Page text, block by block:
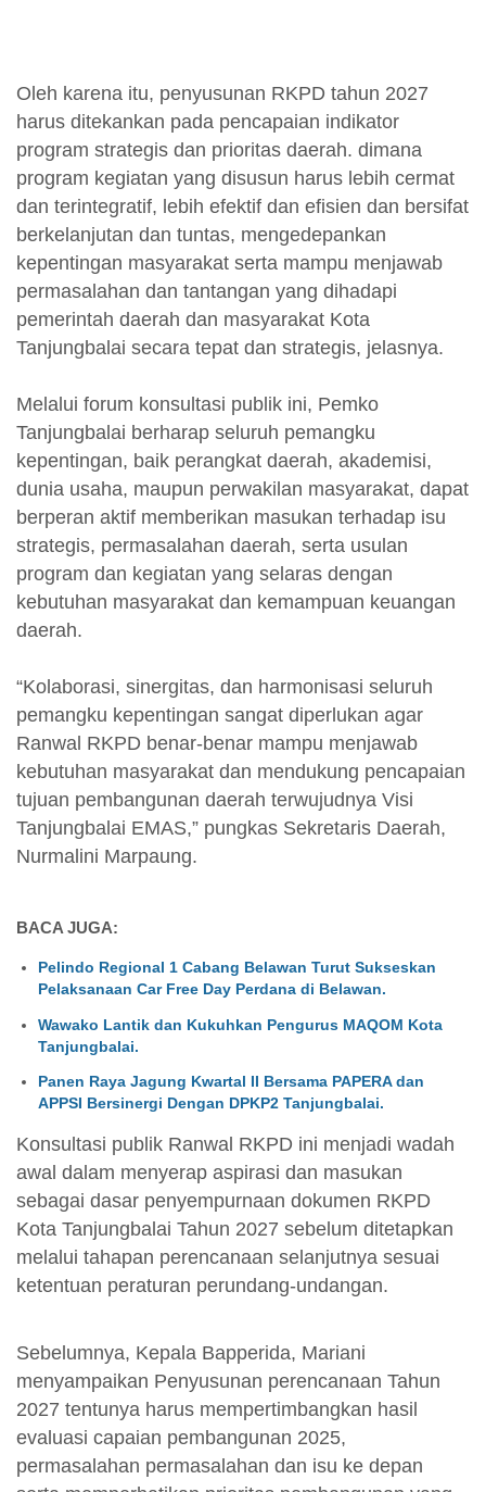
Oleh karena itu, penyusunan RKPD tahun 2027
harus ditekankan pada pencapaian indikator
program strategis dan prioritas daerah. dimana
program kegiatan yang disusun harus lebih cermat
dan terintegratif, lebih efektif dan efisien dan bersifat
berkelanjutan dan tuntas, mengedepankan
kepentingan masyarakat serta mampu menjawab
permasalahan dan tantangan yang dihadapi
pemerintah daerah dan masyarakat Kota
Tanjungbalai secara tepat dan strategis, jelasnya.
Melalui forum konsultasi publik ini, Pemko
Tanjungbalai berharap seluruh pemangku
kepentingan, baik perangkat daerah, akademisi,
dunia usaha, maupun perwakilan masyarakat, dapat
berperan aktif memberikan masukan terhadap isu
strategis, permasalahan daerah, serta usulan
program dan kegiatan yang selaras dengan
kebutuhan masyarakat dan kemampuan keuangan
daerah.
“Kolaborasi, sinergitas, dan harmonisasi seluruh
pemangku kepentingan sangat diperlukan agar
Ranwal RKPD benar-benar mampu menjawab
kebutuhan masyarakat dan mendukung pencapaian
tujuan pembangunan daerah terwujudnya Visi
Tanjungbalai EMAS,” pungkas Sekretaris Daerah,
Nurmalini Marpaung.
BACA JUGA:
Pelindo Regional 1 Cabang Belawan Turut Sukseskan
Pelaksanaan Car Free Day Perdana di Belawan.
Wawako Lantik dan Kukuhkan Pengurus MAQOM Kota
Tanjungbalai.
Panen Raya Jagung Kwartal II Bersama PAPERA dan
APPSI Bersinergi Dengan DPKP2 Tanjungbalai.
Konsultasi publik Ranwal RKPD ini menjadi wadah
awal dalam menyerap aspirasi dan masukan
sebagai dasar penyempurnaan dokumen RKPD
Kota Tanjungbalai Tahun 2027 sebelum ditetapkan
melalui tahapan perencanaan selanjutnya sesuai
ketentuan peraturan perundang-undangan.
Sebelumnya, Kepala Bapperida, Mariani
menyampaikan Penyusunan perencanaan Tahun
2027 tentunya harus mempertimbangkan hasil
evaluasi capaian pembangunan 2025,
permasalahan permasalahan dan isu ke depan